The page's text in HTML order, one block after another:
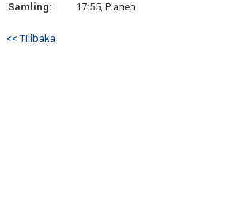
DOKUMENT
KONTAKT
Samling:
17:55, Planen
<< Tillbaka